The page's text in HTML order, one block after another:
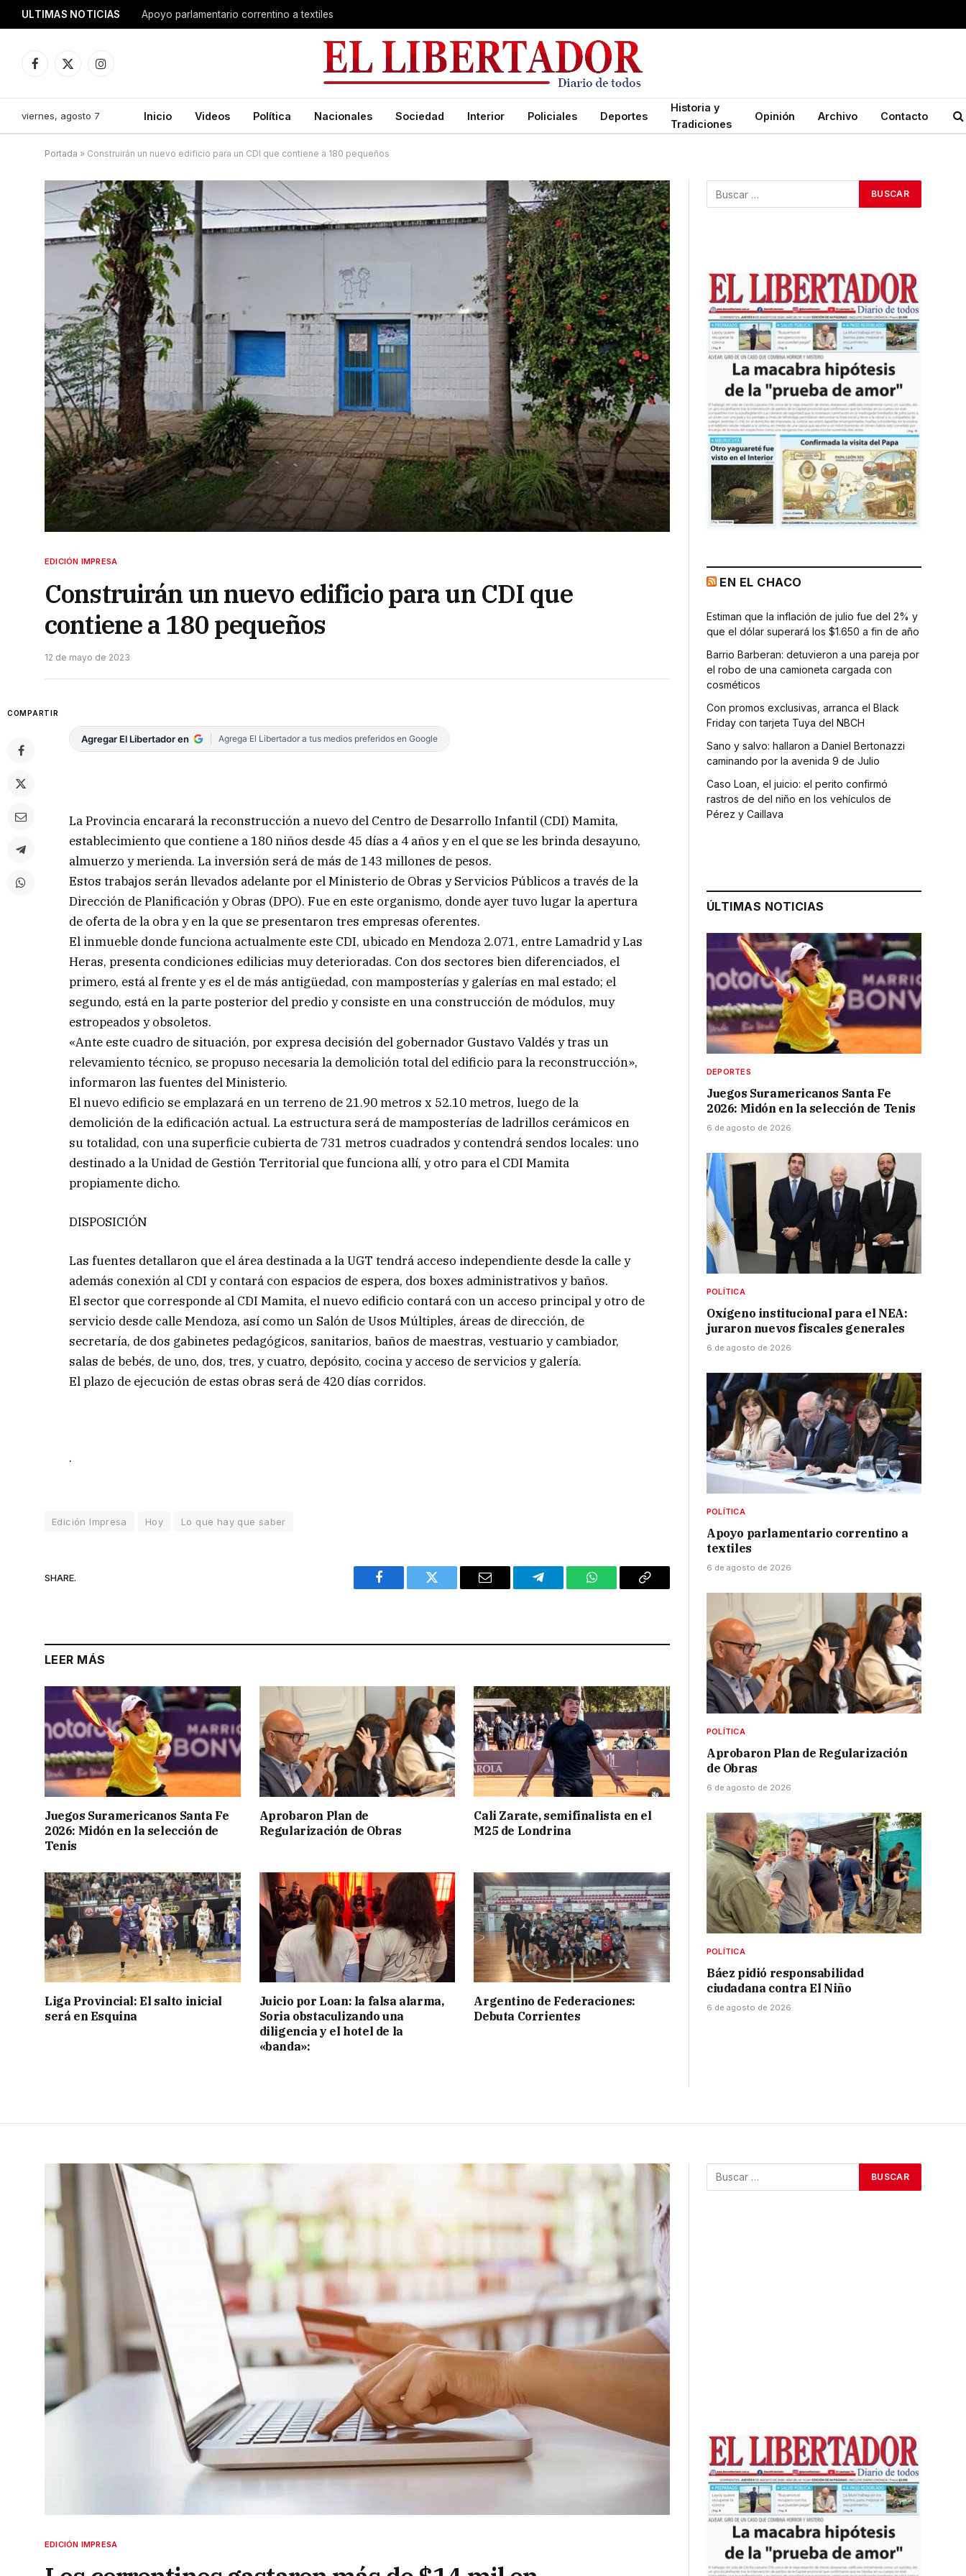
ULTIMAS NOTICIAS Apoyo parlamentario correntino a textiles
Facebook
X
Instagram
viernes, agosto 7 Inicio Videos Política Nacionales Sociedad Interior Policiales Deportes
Historia y
Tradiciones
Opinión Archivo Contacto
Portada » Construirán un nuevo edificio para un CDI que contiene a 180 pequeños
EDICIÓN IMPRESA
Construirán un nuevo edificio para un CDI que
contiene a 180 pequeños
12 de mayo de 2023
COMPARTIR
Agregar El Libertador en Agrega El Libertador a tus medios preferidos en Google
La Provincia encarará la reconstrucción a nuevo del Centro de Desarrollo Infantil (CDI) Mamita,
establecimiento que contiene a 180 niños desde 45 días a 4 años y en el que se les brinda desayuno,
almuerzo y merienda. La inversión será de más de 143 millones de pesos.
Estos trabajos serán llevados adelante por el Ministerio de Obras y Servicios Públicos a través de la
Dirección de Planificación y Obras (DPO). Fue en este organismo, donde ayer tuvo lugar la apertura
de oferta de la obra y en la que se presentaron tres empresas oferentes.
El inmueble donde funciona actualmente este CDI, ubicado en Mendoza 2.071, entre Lamadrid y Las
Heras, presenta condiciones edilicias muy deterioradas. Con dos sectores bien diferenciados, el
primero, está al frente y es el de más antigüedad, con mamposterías y galerías en mal estado; el
segundo, está en la parte posterior del predio y consiste en una construcción de módulos, muy
estropeados y obsoletos.
«Ante este cuadro de situación, por expresa decisión del gobernador Gustavo Valdés y tras un
relevamiento técnico, se propuso necesaria la demolición total del edificio para la reconstrucción»,
informaron las fuentes del Ministerio.
El nuevo edificio se emplazará en un terreno de 21.90 metros x 52.10 metros, luego de la
demolición de la edificación actual. La estructura será de mamposterías de ladrillos cerámicos en
su totalidad, con una superficie cubierta de 731 metros cuadrados y contendrá sendos locales: uno
destinado a la Unidad de Gestión Territorial que funciona allí, y otro para el CDI Mamita
propiamente dicho.
DISPOSICIÓN
Las fuentes detallaron que el área destinada a la UGT tendrá acceso independiente desde la calle y
además conexión al CDI y contará con espacios de espera, dos boxes administrativos y baños.
El sector que corresponde al CDI Mamita, el nuevo edificio contará con un acceso principal y otro de
servicio desde calle Mendoza, así como un Salón de Usos Múltiples, áreas de dirección, de
secretaría, de dos gabinetes pedagógicos, sanitarios, baños de maestras, vestuario y cambiador,
salas de bebés, de uno, dos, tres, y cuatro, depósito, cocina y acceso de servicios y galería.
El plazo de ejecución de estas obras será de 420 días corridos.
.
Edición Impresa Hoy Lo que hay que saber
SHARE.
Facebook Twitter Email Telegram WhatsAppCopy
LEER MÁS
Juegos Suramericanos Santa Fe
2026: Midón en la selección de
Tenis
Aprobaron Plan de
Regularización de Obras
Cali Zarate, semifinalista en el
M25 de Londrina
Liga Provincial: El salto inicial
será en Esquina
Juicio por Loan: la falsa alarma,
Soria obstaculizando una
diligencia y el hotel de la
«banda»:
Argentino de Federaciones:
Debuta Corrientes
EN EL CHACO
Estiman que la inflación de julio fue del 2% y
que el dólar superará los $1.650 a fin de año
Barrio Barberan: detuvieron a una pareja por
el robo de una camioneta cargada con
cosméticos
Con promos exclusivas, arranca el Black
Friday con tarjeta Tuya del NBCH
Sano y salvo: hallaron a Daniel Bertonazzi
caminando por la avenida 9 de Julio
Caso Loan, el juicio: el perito confirmó
rastros de del niño en los vehículos de
Pérez y Caillava
ÚLTIMAS NOTICIAS
DEPORTES
Juegos Suramericanos Santa Fe
2026: Midón en la selección de Tenis
6 de agosto de 2026
POLÍTICA
Oxígeno institucional para el NEA:
juraron nuevos fiscales generales
6 de agosto de 2026
POLÍTICA
Apoyo parlamentario correntino a
textiles
6 de agosto de 2026
POLÍTICA
Aprobaron Plan de Regularización
de Obras
6 de agosto de 2026
POLÍTICA
Báez pidió responsabilidad
ciudadana contra El Niño
6 de agosto de 2026
EDICIÓN IMPRESA